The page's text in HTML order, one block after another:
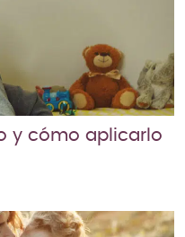
y cómo aplicarlo